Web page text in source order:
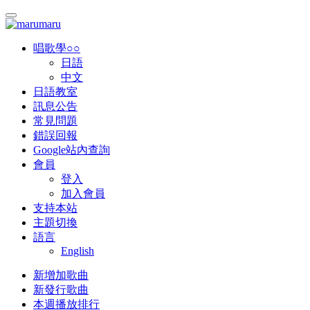
唱歌學○○
日語
中文
日語教室
訊息公告
常見問題
錯誤回報
Google站內查詢
會員
登入
加入會員
支持本站
主題切換
語言
English
新增加歌曲
新發行歌曲
本週播放排行